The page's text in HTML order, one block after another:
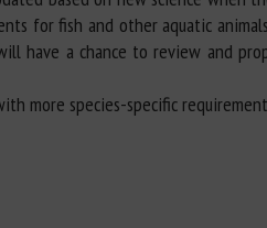
for fish and other aquatic
have a chance to review and
more species-specific